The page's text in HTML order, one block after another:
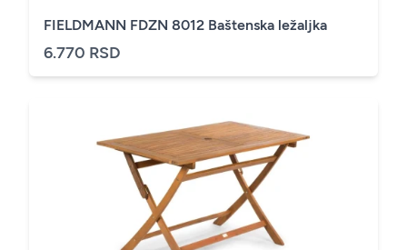
FIELDMANN FDZN 8012 Baštenska ležaljka
6.770 RSD